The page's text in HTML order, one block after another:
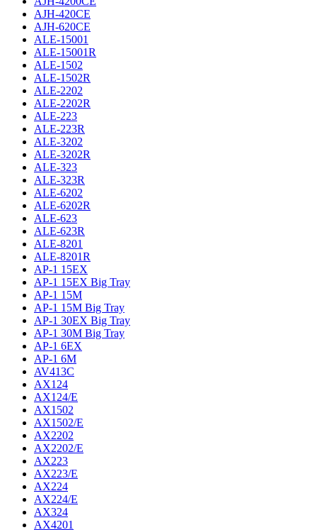
AJH-420CE
AJH-620CE
ALE-15001
ALE-15001R
ALE-1502
ALE-1502R
ALE-2202
ALE-2202R
ALE-223
ALE-223R
ALE-3202
ALE-3202R
ALE-323
ALE-323R
ALE-6202
ALE-6202R
ALE-623
ALE-623R
ALE-8201
ALE-8201R
AP-1 15EX
AP-1 15EX Big Tray
AP-1 15M
AP-1 15M Big Tray
AP-1 30EX Big Tray
AP-1 30M Big Tray
AP-1 6EX
AP-1 6M
AV413C
AX124
AX124/E
AX1502
AX1502/E
AX2202
AX2202/E
AX223
AX223/E
AX224
AX224/E
AX324
AX4201